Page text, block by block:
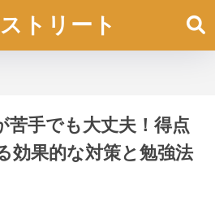
トリート
苦手でも大丈夫！得点
効果的な対策と勉強法